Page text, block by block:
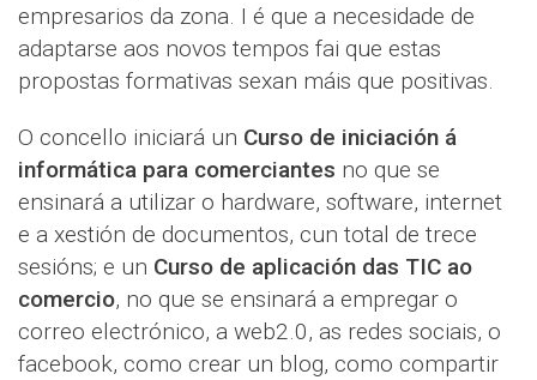
empresarios da zona. I é que a necesidade de
adaptarse aos novos tempos fai que estas
propostas formativas sexan máis que positivas.
O concello iniciará un Curso de iniciación á
informática para comerciantes no que se
ensinará a utilizar o hardware, software, internet
e a xestión de documentos, cun total de trece
sesións; e un Curso de aplicación das TIC ao
comercio, no que se ensinará a empregar o
correo electrónico, a web2.0, as redes sociais, o
facebook, como crear un blog, como compartir